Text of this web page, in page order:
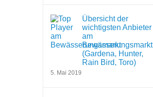
Übersicht der
wichtigsten Anbieter
am
Bewässerungsmarkt
(Gardena, Hunter,
Rain Bird, Toro)
5. Mai 2019